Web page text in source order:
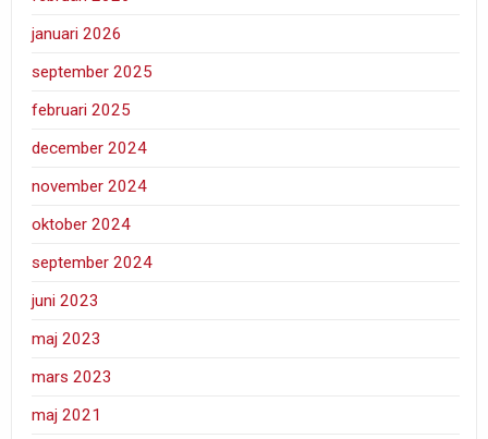
januari 2026
september 2025
februari 2025
december 2024
november 2024
oktober 2024
september 2024
juni 2023
maj 2023
mars 2023
maj 2021